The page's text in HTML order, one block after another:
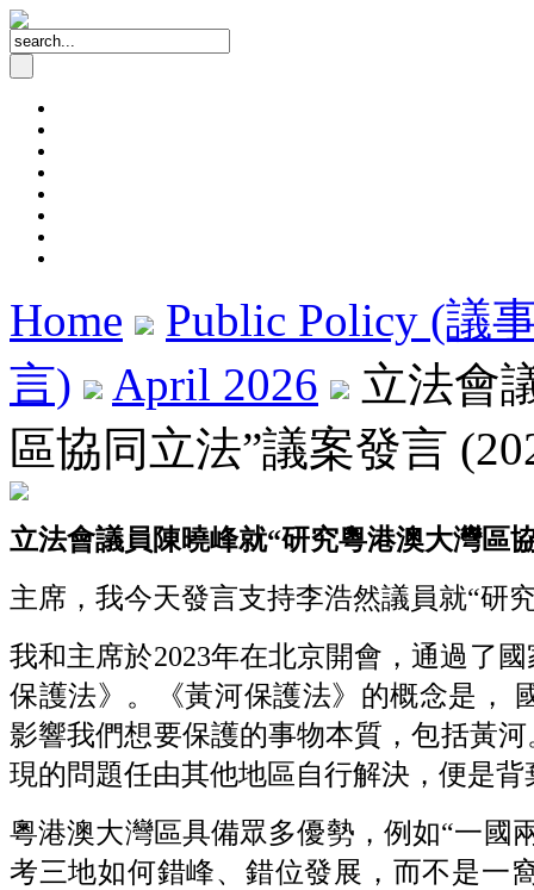
Home
Public Policy (議
言)
April 2026
立法會
區協同立法”議案發言
立法會議員陳曉峰就“研究粵港澳大灣區
主席，我今天發言支持李浩然議員就“研
我和主席於2023年在北京開會，通過了
保護法》。《黃河保護法》的概念是，
影響我們想要保護的事物本質，包括黃
現的問題任由其他地區自行解決，便是
粵港澳大灣區具備眾多優勢，例如“一國
考三地如何錯峰、錯位發展，而不是一